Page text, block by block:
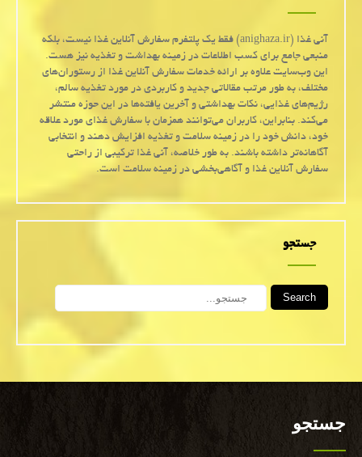
آنی غذا (anighaza.ir) فقط یک پلتفرم سفارش آنلاین غذا نیست، بلکه
منبعی جامع برای کسب اطلاعات در زمینه بهداشت و تغذیه نیز هست.
این وب‌سایت علاوه بر ارائه خدمات سفارش آنلاین غذا از رستوران‌های
مختلف، به طور مرتب مقالاتی جدید و کاربردی در مورد تغذیه سالم،
رژیم‌های غذایی، نکات بهداشتی و آخرین یافته‌ها در این حوزه منتشر
می‌کند. بنابراین، کاربران می‌توانند همزمان با سفارش غذای مورد علاقه
خود، دانش خود را در زمینه سلامت و تغذیه افزایش دهند و انتخابی
آگاهانه‌تر داشته باشند. به طور خلاصه، آنی غذا ترکیبی از راحتی
سفارش آنلاین غذا و آگاهی‌بخشی در زمینه سلامت است.
جستجو
Search
جستجو